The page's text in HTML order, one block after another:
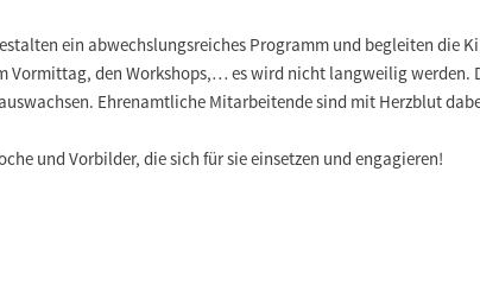
ein abwechslungsreiches Programm und begleiten die
Vormittag, den Workshops,… es wird nicht langweilig werden.
Ehrenamtliche Mitarbeitende sind mit Herzblut
und Vorbilder, die sich für sie einsetzen und engagieren!